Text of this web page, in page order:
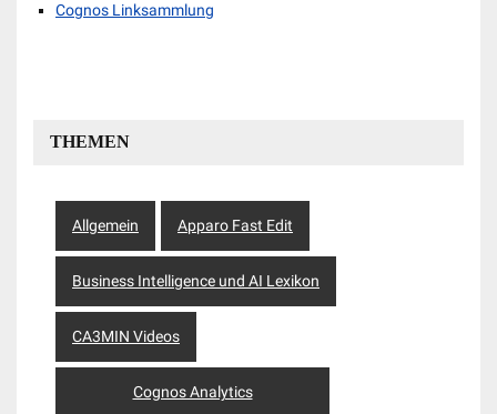
Cognos Linksammlung
THEMEN
Allgemein Apparo Fast Edit
Business Intelligence und AI Lexikon
CA3MIN Videos
Cognos Analytics